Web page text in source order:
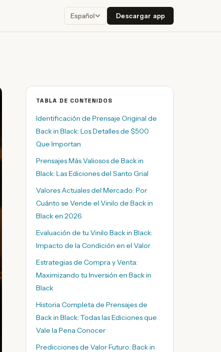
Español Descargar app
TABLA DE CONTENIDOS
Identificación de Prensaje Original de
Back in Black: Los Detalles de $500
Que Importan
Prensajes Más Valiosos de Back in
Black: Las Ediciones del Santo Grial
Valores Actuales del Mercado: Por
Cuánto se Vende el Vinilo de Back in
Black en 2026
Evaluación de tu Vinilo Back in Black:
Impacto de la Condición en el Valor
Estrategias de Compra y Venta:
Maximizando tu Inversión en Back in
Black
Historia Completa de Prensajes de
Back in Black: Todas las Ediciones que
Vale la Pena Conocer
Predicciones de Valor Futuro: Back in